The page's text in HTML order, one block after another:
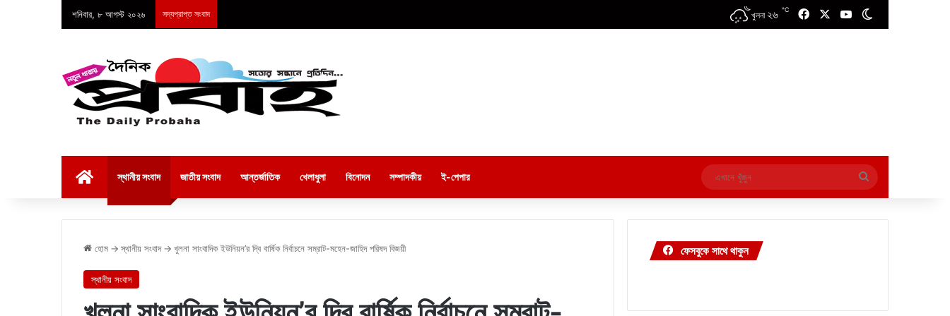
শনিবার, ৮ আগস্ট ২০২৬ সদ্যপ্রাপ্ত সংবাদ খুলনা ২৬ ℃ FacebookYouTube
স্থানীয় সংবাদ জাতীয় সংবাদ আন্তর্জাতিক খেলাধুলা বিনোদন সম্পাদকীয় ই-পেপার
এখানে
খুঁজুন
হোম → স্থানীয় সংবাদ → খুলনা সাংবাদিক ইউনিয়ন’র দ্বি বার্ষিক নির্বাচনে সম্রাট-মহেন-জাহিদ পরিষদ বিজয়ী
স্থানীয় সংবাদ
ফেসবুকে সাথে থাকুন